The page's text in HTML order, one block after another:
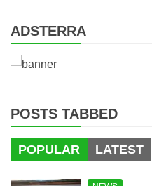
ADSTERRA
POSTS TABBED
POPULAR LATEST